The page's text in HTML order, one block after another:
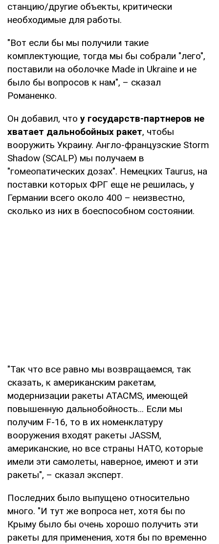
станцию/другие объекты, критически
необходимые для работы.
"Вот если бы мы получили такие
комплектующие, тогда мы бы собрали "лего",
поставили на оболочке Made in Ukraine и не
было бы вопросов к нам", – сказал
Романенко.
Он добавил, что у государств-партнеров не
хватает дальнобойных ракет, чтобы
вооружить Украину. Англо-французские Storm
Shadow (SCALP) мы получаем в
"гомеопатических дозах". Немецких Taurus, на
поставки которых ФРГ еще не решилась, у
Германии всего около 400 – неизвестно,
сколько из них в боеспособном состоянии.
"Так что все равно мы возвращаемся, так
сказать, к американским ракетам,
модернизации ракеты ATACMS, имеющей
повышенную дальнобойность... Если мы
получим F-16, то в их номенклатуру
вооружения входят ракеты JASSM,
американские, но все страны НАТО, которые
имели эти самолеты, наверное, имеют и эти
ракеты", – сказал эксперт.
Последних было выпущено относительно
много. "И тут же вопроса нет, хотя бы по
Крыму было бы очень хорошо получить эти
ракеты для применения, хотя бы по временно